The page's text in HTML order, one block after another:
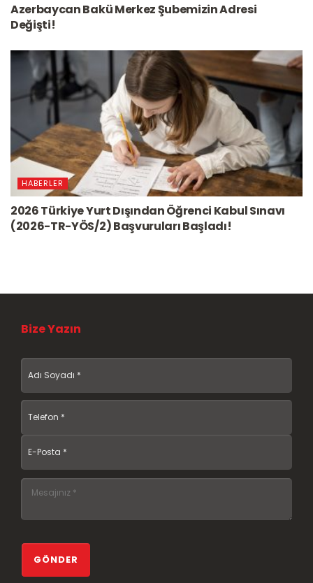
Azerbaycan Bakü Merkez Şubemizin Adresi
Değişti!
HABERLER
2026 Türkiye Yurt Dışından Öğrenci Kabul Sınavı
(2026-TR-YÖS/2) Başvuruları Başladı!
Bize Yazın